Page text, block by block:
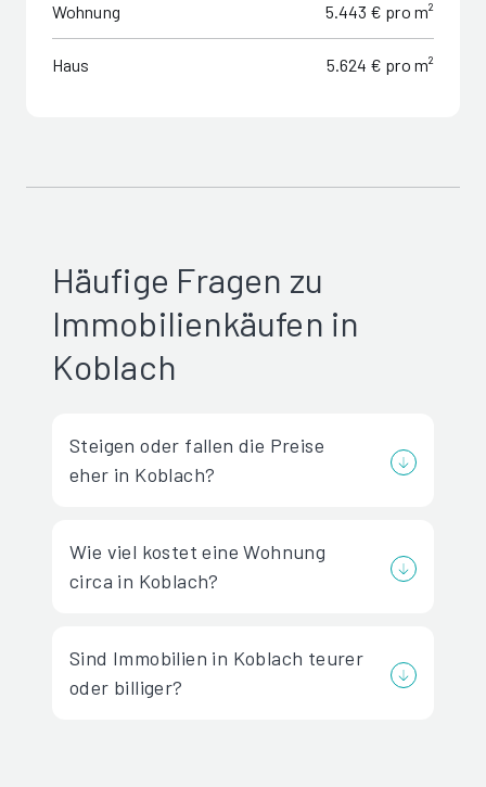
Wohnung 5.443 € pro m²
Haus 5.624 € pro m²
Häufige Fragen zu
Immobilienkäufen in
Koblach
Steigen oder fallen die Preise
eher in Koblach?
Wie viel kostet eine Wohnung
circa in Koblach?
Sind Immobilien in Koblach teurer
oder billiger?